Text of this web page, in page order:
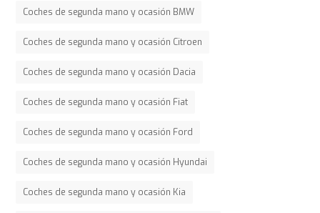
Coches de segunda mano y ocasión BMW
Coches de segunda mano y ocasión Citroen
Coches de segunda mano y ocasión Dacia
Coches de segunda mano y ocasión Fiat
Coches de segunda mano y ocasión Ford
Coches de segunda mano y ocasión Hyundai
Coches de segunda mano y ocasión Kia